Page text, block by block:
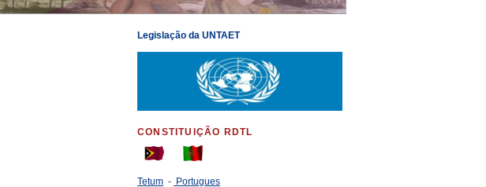
Legislação da UNTAET
CONSTITUIÇÃO RDTL
Tetum - Portugues